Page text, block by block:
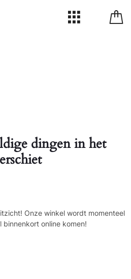
dingen in het
Onze winkel wordt momenteel
binnenkort online komen!